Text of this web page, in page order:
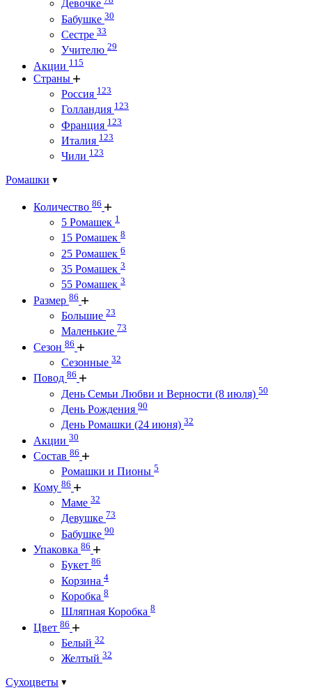
Девочке
Бабушке 30
Сестре 33
Учителю 29
Акции 115
Страны
Россия 123
Голландия 123
Франция 123
Италия 123
Чили 123
Ромашки
Количество 86
5 Ромашек 1
15 Ромашек 8
25 Ромашек 6
35 Ромашек 3
55 Ромашек 3
Размер 86
Большие 23
Маленькие 73
Сезон 86
Сезонные 32
Повод 86
День Семьи Любви и Верности (8 июля) 50
День Рождения 90
День Ромашки (24 июня) 32
Акции 30
Состав 86
Ромашки и Пионы 5
Кому 86
Маме 32
Девушке 73
Бабушке 90
Упаковка 86
Букет 86
Корзина 4
Коробка 8
Шляпная Коробка 8
Цвет 86
Белый 32
Желтый 32
Сухоцветы